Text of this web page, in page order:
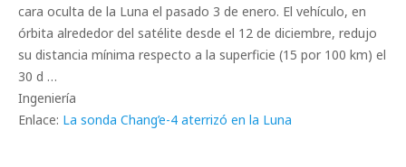
cara oculta de la Luna el pasado 3 de enero. El vehículo, en
órbita alrededor del satélite desde el 12 de diciembre, redujo
su distancia mínima respecto a la superficie (15 por 100 km) el
30 d …
Ingeniería
Enlace: La sonda Chang’e-4 aterrizó en la Luna